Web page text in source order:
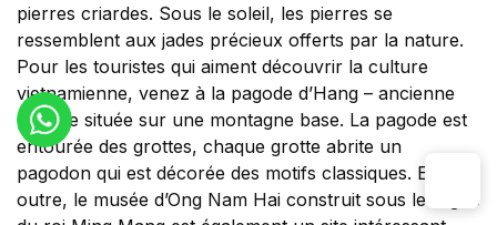
pierres criardes. Sous le soleil, les pierres se
ressemblent aux jades précieux offerts par la nature.
Pour les touristes qui aiment découvrir la culture
vietnamienne, venez à la pagode d’Hang – ancienne
pagode située sur une montagne base. La pagode est
entourée des grottes, chaque grotte abrite un
pagodon qui est décorée des motifs classiques. En
outre, le musée d’Ong Nam Hai construit sous le règne